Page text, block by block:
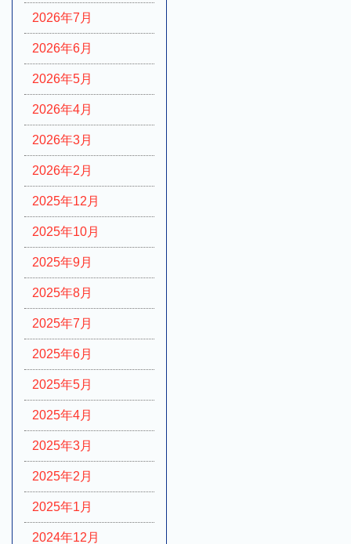
2026年7月
2026年6月
2026年5月
2026年4月
2026年3月
2026年2月
2025年12月
2025年10月
2025年9月
2025年8月
2025年7月
2025年6月
2025年5月
2025年4月
2025年3月
2025年2月
2025年1月
2024年12月